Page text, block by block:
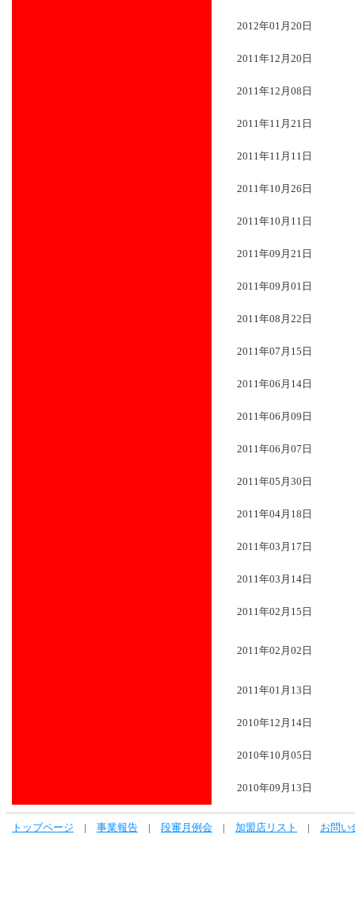
2012年01月20日
2011年12月20日
2011年12月08日
2011年11月21日
2011年11月11日
2011年10月26日
2011年10月11日
2011年09月21日
2011年09月01日
2011年08月22日
2011年07月15日
2011年06月14日
2011年06月09日
2011年06月07日
2011年05月30日
2011年04月18日
2011年03月17日
2011年03月14日
2011年02月15日
2011年02月02日
2011年01月13日
2010年12月14日
2010年10月05日
2010年09月13日
トップページ 事業報告 段審月例会 加盟店リスト お問い